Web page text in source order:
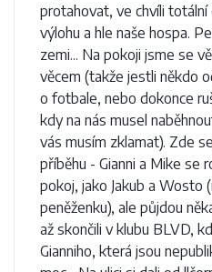
protahovat, ve chvíli
výlohu a hle naše hospa.
zemi... Na pokoji jsme se
věcem (takže jestli někdo
o fotbale, nebo dokonce
kdy na nás musel
vás musím zklamat). Zde
příběhu - Gianni a Mike se
pokoj, jako Jakub a Wosto
peněženku), ale půjdou
až skončili v klubu BLVD,
Gianniho, která jsou